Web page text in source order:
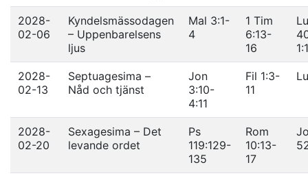
2028-
02-06
Kyndelsmässodagen
– Uppenbarelsens
ljus
Mal 3:1-
4
1 Tim
6:13-
16
2028-
02-13
Septuagesima –
Nåd och tjänst
Jon
3:10-
4:11
Fil 1:3-
11
2028-
02-20
Sexagesima – Det
levande ordet
Ps
119:129-
135
Rom
10:13-
17